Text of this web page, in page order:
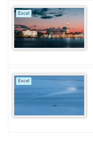
Excel
Excel